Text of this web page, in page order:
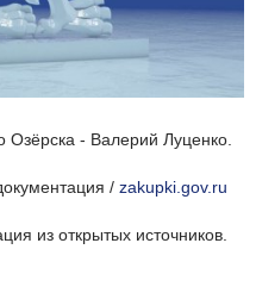
Озёрска - Валерий Луценко.
/ zakupki.gov.ru
из открытых источников.